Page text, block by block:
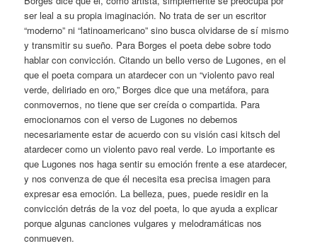
ser leal a su propia imaginación. No trata de ser un escritor
“moderno” ni “latinoamericano” sino busca olvidarse de sí mismo
y transmitir su sueño. Para Borges el poeta debe sobre todo
hablar con convicción. Citando un bello verso de Lugones, en el
que el poeta compara un atardecer con un “violento pavo real
verde, deliriado en oro,” Borges dice que una metáfora, para
conmovernos, no tiene que ser creída o compartida. Para
emocionarnos con el verso de Lugones no debemos
necesariamente estar de acuerdo con su visión casi kitsch del
atardecer como un violento pavo real verde. Lo importante es
que Lugones nos haga sentir su emoción frente a ese atardecer,
y nos convenza de que él necesita esa precisa imagen para
expresar esa emoción. La belleza, pues, puede residir en la
convicción detrás de la voz del poeta, lo que ayuda a explicar
porque algunas canciones vulgares y melodramáticas nos
conmueven.